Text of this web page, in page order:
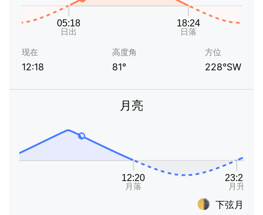
现在
12:18
高度角
81°
方位
228°SW
月亮
下弦月